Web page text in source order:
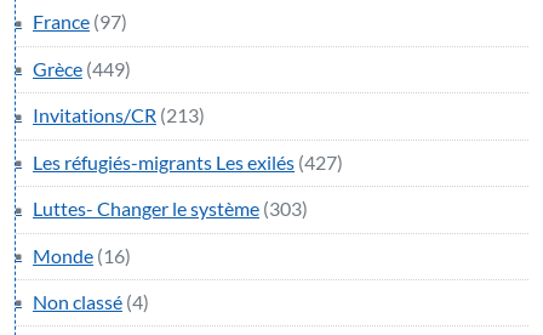
France (97)
Grèce (449)
Invitations/CR (213)
Les réfugiés-migrants Les exilés (427)
Luttes- Changer le système (303)
Monde (16)
Non classé (4)